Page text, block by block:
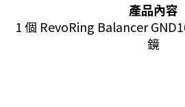
產品內容
1 個 RevoRing Balancer
鏡